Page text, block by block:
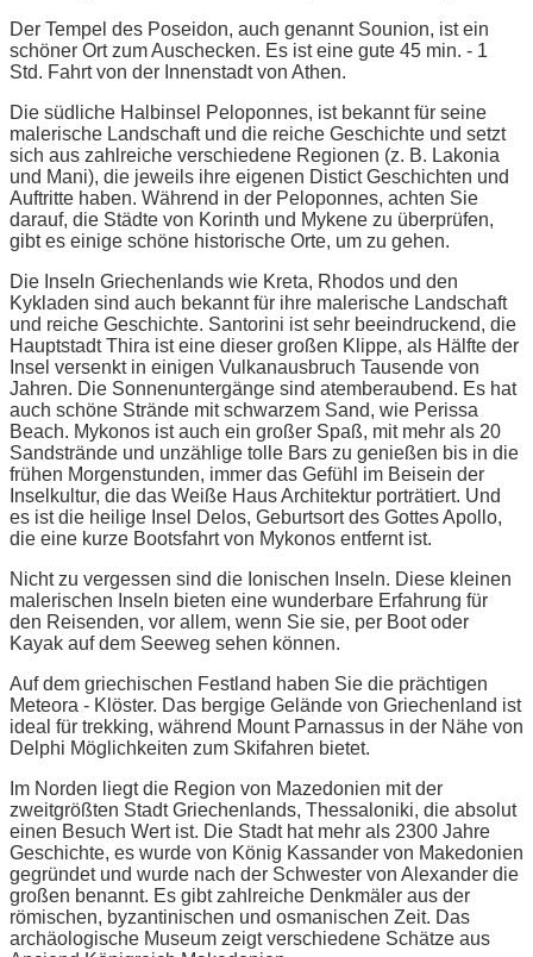
Der Tempel des Poseidon, auch genannt Sounion, ist ein
schöner Ort zum Auschecken. Es ist eine gute 45 min. - 1
Std. Fahrt von der Innenstadt von Athen.
Die südliche Halbinsel Peloponnes, ist bekannt für seine
malerische Landschaft und die reiche Geschichte und setzt
sich aus zahlreiche verschiedene Regionen (z. B. Lakonia
und Mani), die jeweils ihre eigenen Distict Geschichten und
Auftritte haben. Während in der Peloponnes, achten Sie
darauf, die Städte von Korinth und Mykene zu überprüfen,
gibt es einige schöne historische Orte, um zu gehen.
Die Inseln Griechenlands wie Kreta, Rhodos und den
Kykladen sind auch bekannt für ihre malerische Landschaft
und reiche Geschichte. Santorini ist sehr beeindruckend, die
Hauptstadt Thira ist eine dieser großen Klippe, als Hälfte der
Insel versenkt in einigen Vulkanausbruch Tausende von
Jahren. Die Sonnenuntergänge sind atemberaubend. Es hat
auch schöne Strände mit schwarzem Sand, wie Perissa
Beach. Mykonos ist auch ein großer Spaß, mit mehr als 20
Sandstrände und unzählige tolle Bars zu genießen bis in die
frühen Morgenstunden, immer das Gefühl im Beisein der
Inselkultur, die das Weiße Haus Architektur porträtiert. Und
es ist die heilige Insel Delos, Geburtsort des Gottes Apollo,
die eine kurze Bootsfahrt von Mykonos entfernt ist.
Nicht zu vergessen sind die Ionischen Inseln. Diese kleinen
malerischen Inseln bieten eine wunderbare Erfahrung für
den Reisenden, vor allem, wenn Sie sie, per Boot oder
Kayak auf dem Seeweg sehen können.
Auf dem griechischen Festland haben Sie die prächtigen
Meteora - Klöster. Das bergige Gelände von Griechenland ist
ideal für trekking, während Mount Parnassus in der Nähe von
Delphi Möglichkeiten zum Skifahren bietet.
Im Norden liegt die Region von Mazedonien mit der
zweitgrößten Stadt Griechenlands, Thessaloniki, die absolut
einen Besuch Wert ist. Die Stadt hat mehr als 2300 Jahre
Geschichte, es wurde von König Kassander von Makedonien
gegründet und wurde nach der Schwester von Alexander die
großen benannt. Es gibt zahlreiche Denkmäler aus der
römischen, byzantinischen und osmanischen Zeit. Das
archäologische Museum zeigt verschiedene Schätze aus